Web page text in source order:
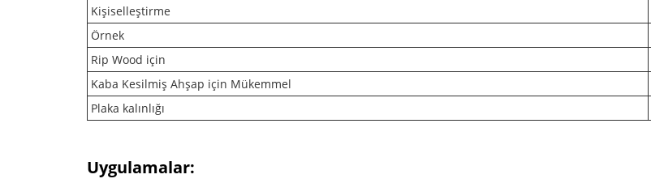
Kişiselleştirme
Örnek
Rip Wood için
Kaba Kesilmiş Ahşap için Mükemmel
Plaka kalınlığı
Uygulamalar: